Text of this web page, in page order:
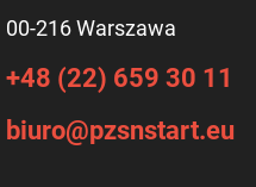
00-216 Warszawa
+48 (22) 659 30 11
biuro@pzsnstart.eu